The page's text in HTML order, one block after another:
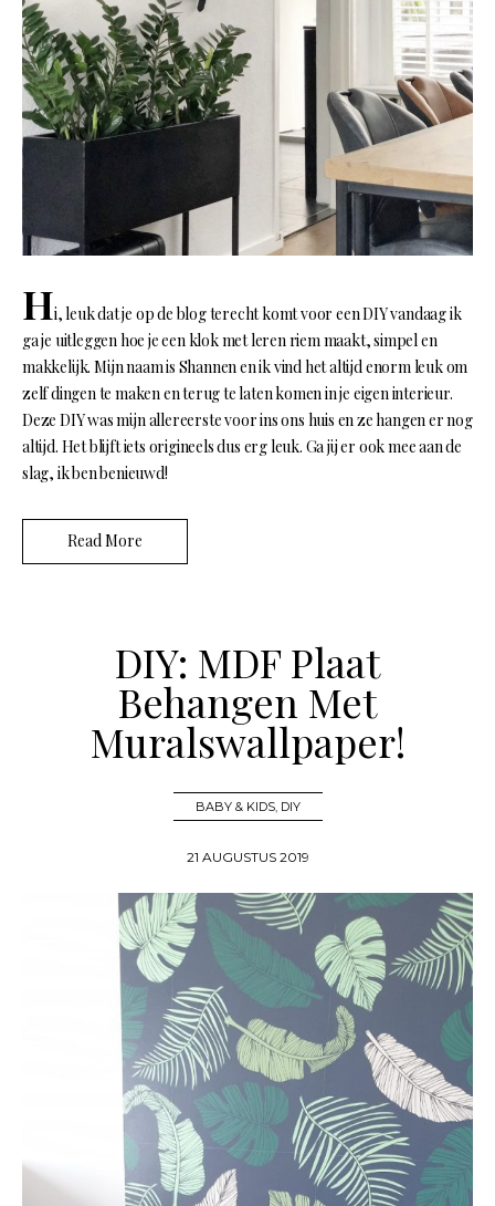
Hi, leuk dat je op de blog terecht komt voor een DIY vandaag ik
ga je uitleggen hoe je een klok met leren riem maakt, simpel en
makkelijk. Mijn naam is Shannen en ik vind het altijd enorm leuk om
zelf dingen te maken en terug te laten komen in je eigen interieur.
Deze DIY was mijn allereerste voor ins ons huis en ze hangen er nog
altijd. Het blijft iets origineels dus erg leuk. Ga jij er ook mee aan de
slag, ik ben benieuwd!
Read More
DIY: MDF Plaat
Behangen Met
Muralswallpaper!
BABY & KIDS, DIY
21 AUGUSTUS 2019